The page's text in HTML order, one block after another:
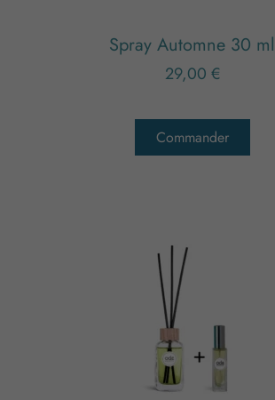
Spray Automne 30 ml
29,00 €
Commander